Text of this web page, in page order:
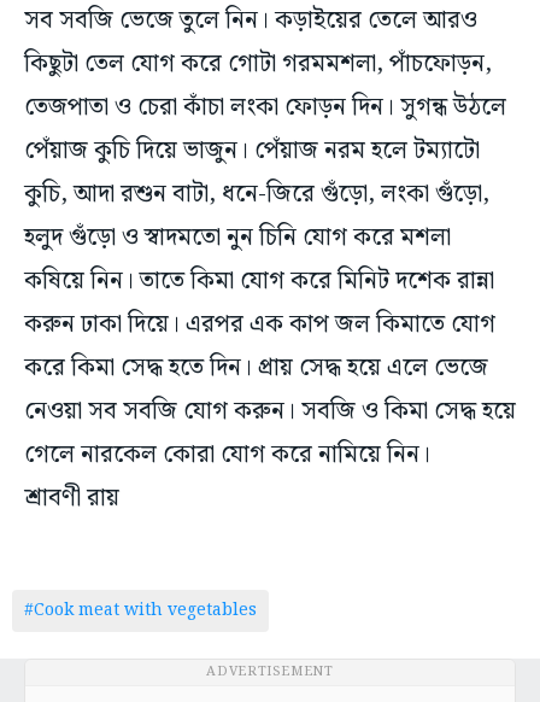
সব সবজি ভেজে তুলে নিন। কড়াইয়ের তেলে আরও
কিছুটা তেল যোগ করে গোটা গরমমশলা, পাঁচফোড়ন,
তেজপাতা ও চেরা কাঁচা লংকা ফোড়ন দিন। সুগন্ধ উঠলে
পেঁয়াজ কুচি দিয়ে ভাজুন। পেঁয়াজ নরম হলে টম্যাটো
কুচি, আদা রশুন বাটা, ধনে-জিরে গুঁড়ো, লংকা গুঁড়ো,
হলুদ গুঁড়ো ও স্বাদমতো নুন চিনি যোগ করে মশলা
কষিয়ে নিন। তাতে কিমা যোগ করে মিনিট দশেক রান্না
করুন ঢাকা দিয়ে। এরপর এক কাপ জল কিমাতে যোগ
করে কিমা সেদ্ধ হতে দিন। প্রায় সেদ্ধ হয়ে এলে ভেজে
নেওয়া সব সবজি যোগ করুন। সবজি ও কিমা সেদ্ধ হয়ে
গেলে নারকেল কোরা যোগ করে নামিয়ে নিন।
শ্রাবণী রায়
#Cook meat with vegetables
ADVERTISEMENT